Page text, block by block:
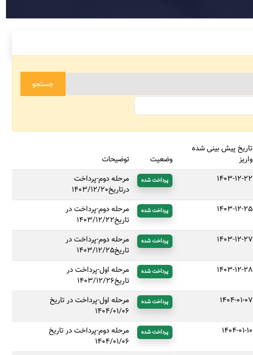
جستجو
تاریخ پیش بینی شده
واریز
وضعیت
توضیحات
1403-12-22 پرداخت شده
مرحله دوم-پرداخت
درتاریخ1403/12/20
1403-12-25 پرداخت شده
مرحله دوم-پرداخت در
تاریخ1403/12/22
1403-12-27 پرداخت شده
مرحله دوم-پرداخت در
تاریخ1403/12/25
1403-12-28 پرداخت شده
مرحله اول-پرداخت در
تاریخ1403/12/26
1404-01-07 پرداخت شده
مرحله اول-پرداخت در تاریخ
1404/01/06
1404-01-10 پرداخت شده
مرحله دوم-پرداخت در تاریخ
1404/01/06